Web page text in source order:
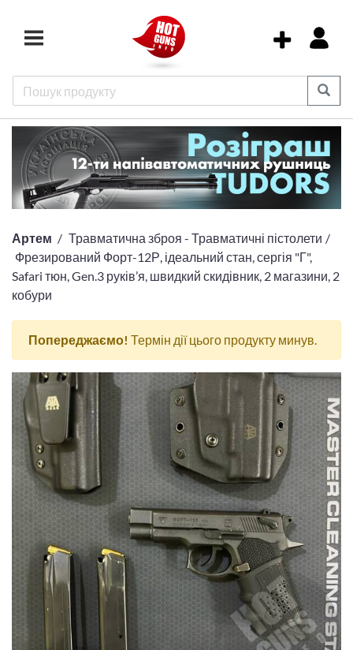
Артем
Травматична зброя - Травматичні пістолети
Фрезирований Форт-12Р, ідеальний стан, сергія "Г",
Safari тюн, Gen.3 руків’я, швидкий скидівник, 2 магазини, 2
кобури
Попереджаємо! Термін дії цього продукту минув.